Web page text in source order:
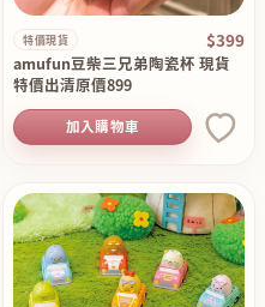
特價現貨 $399
amufun豆柴三兄弟陶瓷杯 現貨
特價出清原價899
加入購物車